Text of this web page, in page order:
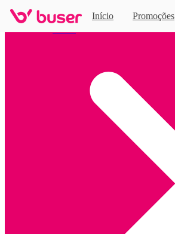
Início Promoções